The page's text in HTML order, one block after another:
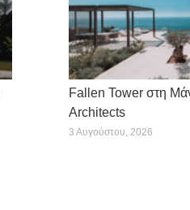
Fallen Tower στη
Architects
3 Αυγούστου, 2026